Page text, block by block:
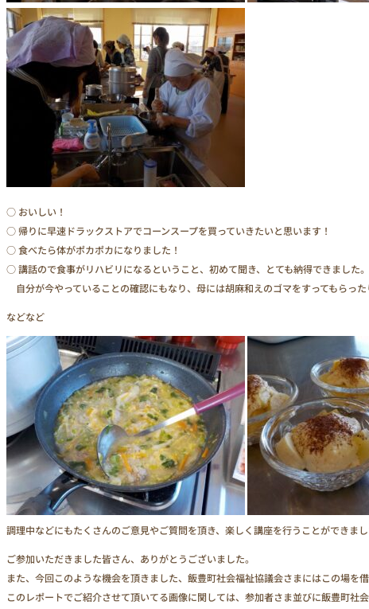
○ おいしい！
○ 帰りに早速ドラックストアでコーンスープを買っていきたいと思います！
○ 食べたら体がポカポカになりました！
○ 講話ので食事がリハビリになるということ、初めて聞き、とても納得できました。
自分が今やっていることの確認にもなり、母には胡麻和えのゴマをすってもらった
などなど
調理中などにもたくさんのご意見やご質問を頂き、楽しく講座を行うことができまし
ご参加いただきました皆さん、ありがとうございました。
また、今回このような機会を頂きました、飯豊町社会福祉協議会さまにはこの場を借
このレポートでご紹介させて頂いてる画像に関しては、参加者さま並びに飯豊町社